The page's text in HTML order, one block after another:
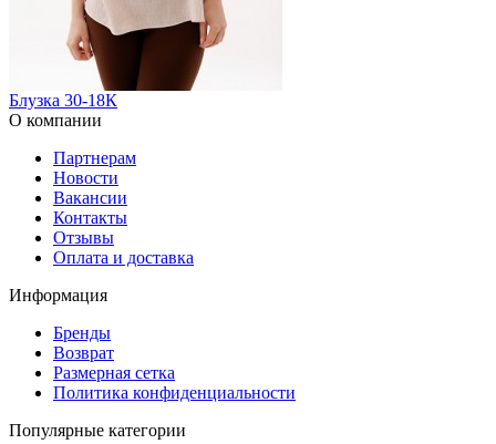
Блузка 30-18К
О компании
Партнерам
Новости
Вакансии
Контакты
Отзывы
Оплата и доставка
Информация
Бренды
Возврат
Размерная сетка
Политика конфиденциальности
Популярные категории